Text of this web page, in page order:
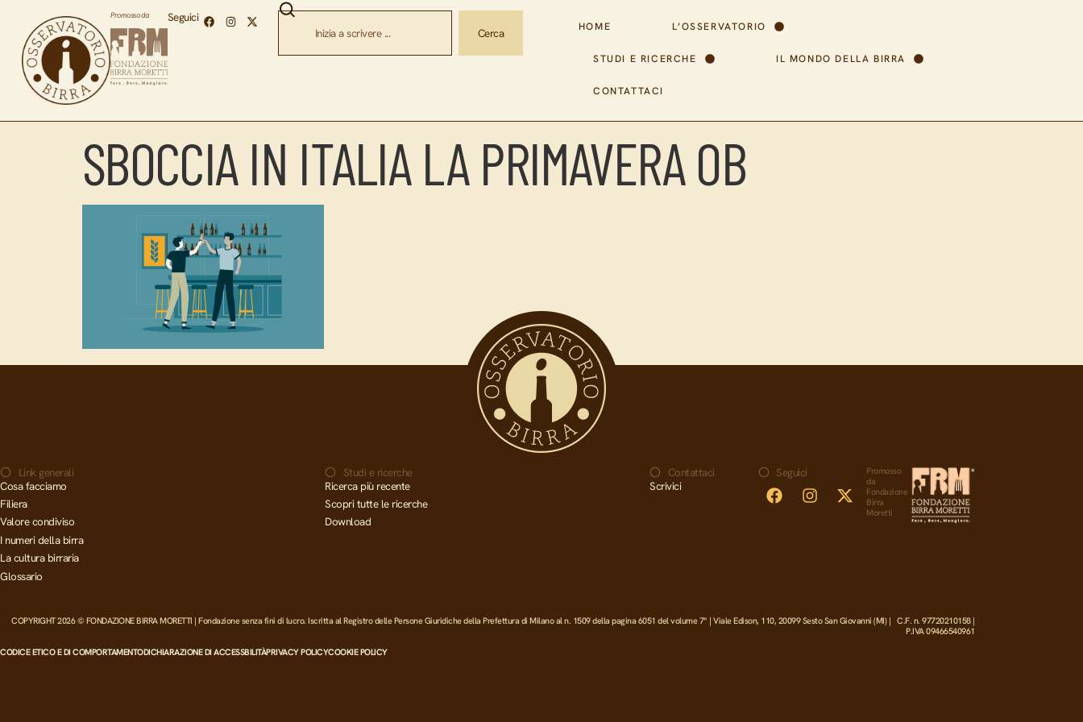
Promosso da
Seguici
Cerca
HOME L’OSSERVATORIO
STUDI E RICERCHE IL MONDO DELLA BIRRA
CONTATTACI
SBOCCIA IN ITALIA LA PRIMAVERA OB
Link generali
Cosa facciamo
Filiera
Valore condiviso
I numeri della birra
La cultura birraria
Glossario
Studi e ricerche
Ricerca più recente
Scopri tutte le ricerche
Download
Contattaci
Scrivici
Seguici
Promosso
da
Fondazione
Birra
Moretti
COPYRIGHT 2026 © FONDAZIONE BIRRA MORETTI | Fondazione senza fini di lucro. Iscritta al Registro delle Persone Giuridiche della Prefettura di Milano al n. 1509 della pagina 6051 del volume 7° | Viale Edison, 110, 20099 Sesto San Giovanni (MI) | C.F. n. 97720210158 |
P.IVA 09466540961
CODICE ETICO E DI COMPORTAMENTODICHIARAZIONE DI ACCESSBILITÀPRIVACY POLICYCOOKIE POLICY